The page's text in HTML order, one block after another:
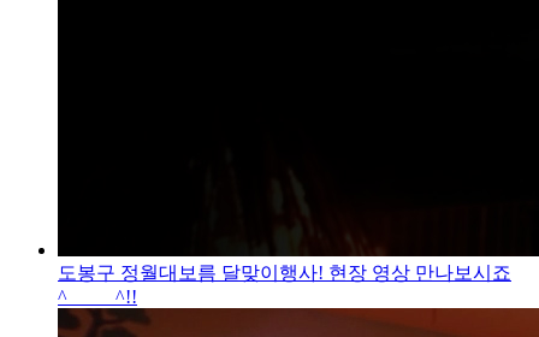
도봉구 정월대보름 달맞이행사! 현장 영상 만나보시죠
^_____^!!